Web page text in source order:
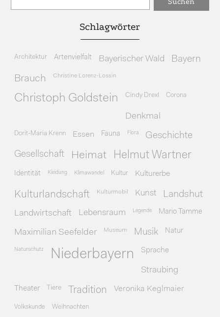
Schlagwörter
Architektur Artenvielfalt Bayerischer Wald Bayern
Brauch Christine Lorenz-Lossin
Christoph Goldstein Cindy Drexl Corona
Denkmal
Dorit-Maria Krenn Essen Fauna Flora Geschichte
Gesellschaft Heimat Helmut Wartner
Identität Kleidung Klimawandel Kultur Kulturerbe
Kulturlandschaft Kulturmobil Kunst Landshut
Landwirtschaft Lebensraum Legende Mario Tamme
Maximilian Seefelder Museum Musik Natur
Naturschutz Niederbayern Sprache
Straubing
Theater Tiere Tradition Veronika Keglmaier
Volkskunde Weihnachten